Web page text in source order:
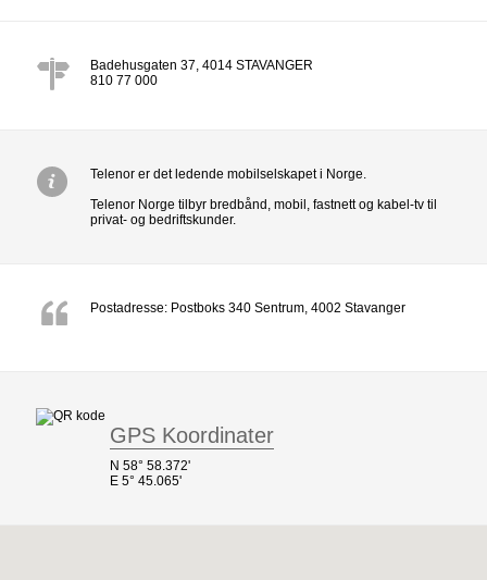
Badehusgaten 37, 4014 STAVANGER
810 77 000
Telenor er det ledende mobilselskapet i Norge.
Telenor Norge tilbyr bredbånd, mobil, fastnett og kabel-tv til
privat- og bedriftskunder.
Postadresse: Postboks 340 Sentrum, 4002 Stavanger
GPS Koordinater
N 58° 58.372'
E 5° 45.065'